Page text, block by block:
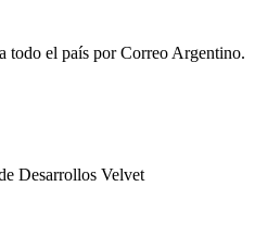
el país por Correo Argentino.
Desarrollos Velvet